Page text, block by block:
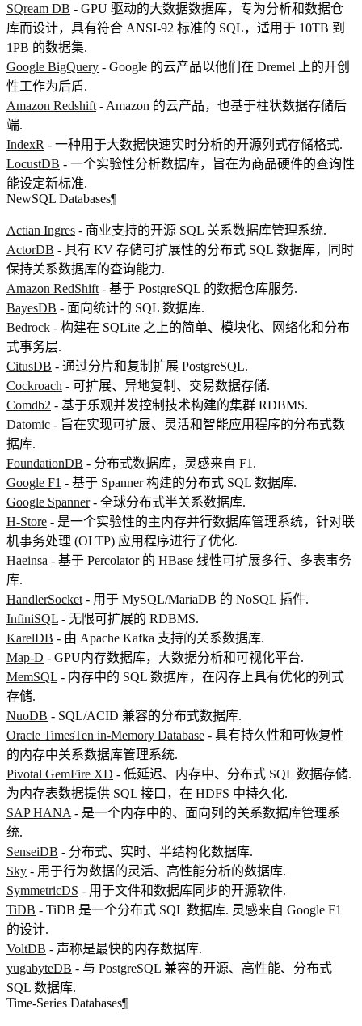
SQream DB - GPU 驱动的大数据数据库，专为分析和数据仓
库而设计，具有符合 ANSI-92 标准的 SQL，适用于 10TB 到
1PB 的数据集.
Google BigQuery - Google 的云产品以他们在 Dremel 上的开创
性工作为后盾.
Amazon Redshift - Amazon 的云产品，也基于柱状数据存储后
端.
IndexR - 一种用于大数据快速实时分析的开源列式存储格式.
LocustDB - 一个实验性分析数据库，旨在为商品硬件的查询性
能设定新标准.
NewSQL Databases¶
Actian Ingres - 商业支持的开源 SQL 关系数据库管理系统.
ActorDB - 具有 KV 存储可扩展性的分布式 SQL 数据库，同时
保持关系数据库的查询能力.
Amazon RedShift - 基于 PostgreSQL 的数据仓库服务.
BayesDB - 面向统计的 SQL 数据库.
Bedrock - 构建在 SQLite 之上的简单、模块化、网络化和分布
式事务层.
CitusDB - 通过分片和复制扩展 PostgreSQL.
Cockroach - 可扩展、异地复制、交易数据存储.
Comdb2 - 基于乐观并发控制技术构建的集群 RDBMS.
Datomic - 旨在实现可扩展、灵活和智能应用程序的分布式数
据库.
FoundationDB - 分布式数据库，灵感来自 F1.
Google F1 - 基于 Spanner 构建的分布式 SQL 数据库.
Google Spanner- 全球分布式半关系数据库.
H-Store - 是一个实验性的主内存并行数据库管理系统，针对联
机事务处理 (OLTP) 应用程序进行了优化.
Haeinsa - 基于 Percolator 的 HBase 线性可扩展多行、多表事务
库.
HandlerSocket - 用于 MySQL/MariaDB 的 NoSQL 插件.
InfiniSQL - 无限可扩展的 RDBMS.
KarelDB - 由 Apache Kafka 支持的关系数据库.
Map-D - GPU内存数据库，大数据分析和可视化平台.
MemSQL - 内存中的 SQL 数据库，在闪存上具有优化的列式
存储.
NuoDB - SQL/ACID 兼容的分布式数据库.
Oracle TimesTen in-Memory Database - 具有持久性和可恢复性
的内存中关系数据库管理系统.
Pivotal GemFire XD - 低延迟、内存中、分布式 SQL 数据存储.
为内存表数据提供 SQL 接口，在 HDFS 中持久化.
SAP HANA - 是一个内存中的、面向列的关系数据库管理系
统.
SenseiDB - 分布式、实时、半结构化数据库.
Sky - 用于行为数据的灵活、高性能分析的数据库.
SymmetricDS - 用于文件和数据库同步的开源软件.
TiDB - TiDB 是一个分布式 SQL 数据库. 灵感来自 Google F1
的设计.
VoltDB - 声称是最快的内存数据库.
yugabyteDB - 与 PostgreSQL 兼容的开源、高性能、分布式
SQL 数据库.
Time-Series Databases¶